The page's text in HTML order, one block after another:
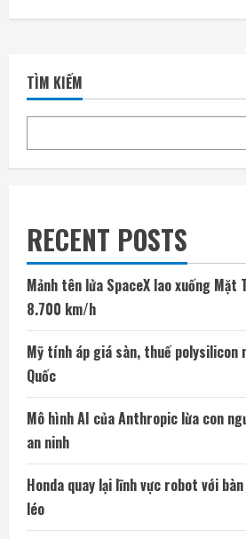
TÌM KIẾM
RECENT POSTS
Mảnh tên lửa SpaceX lao xuống Mặt
8.700 km/h
Mỹ tính áp giá sàn, thuế polysilicon
Quốc
Mô hình AI của Anthropic lừa con
an ninh
Honda quay lại lĩnh vực robot với
léo